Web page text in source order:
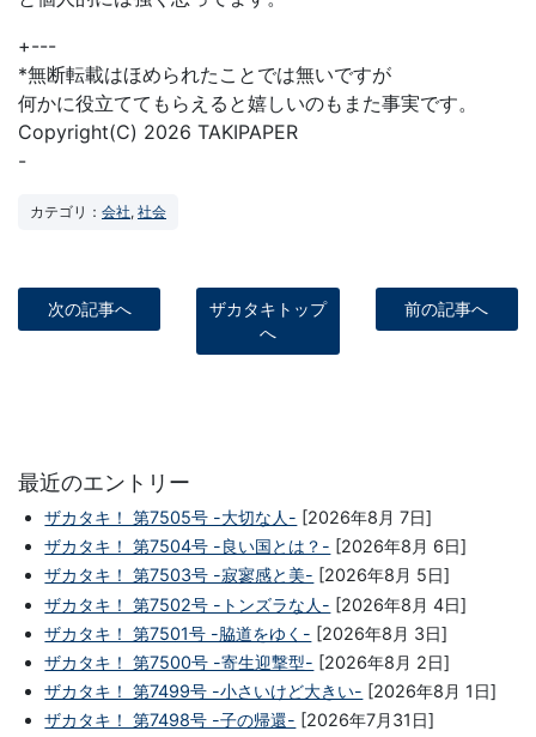
+---
*無断転載はほめられたことでは無いですが
何かに役立ててもらえると嬉しいのもまた事実です。
Copyright(C) 2026 TAKIPAPER
-
カテゴリ： 会社, 社会
次の記事へ
ザカタキトップ
へ
前の記事へ
最近のエントリー
ザカタキ！ 第7505号 -大切な人- [2026年8月 7日]
ザカタキ！ 第7504号 -良い国とは？- [2026年8月 6日]
ザカタキ！ 第7503号 -寂寥感と美- [2026年8月 5日]
ザカタキ！ 第7502号 -トンズラな人- [2026年8月 4日]
ザカタキ！ 第7501号 -脇道をゆく- [2026年8月 3日]
ザカタキ！ 第7500号 -寄生迎撃型- [2026年8月 2日]
ザカタキ！ 第7499号 -小さいけど大きい- [2026年8月 1日]
ザカタキ！ 第7498号 -子の帰還- [2026年7月31日]